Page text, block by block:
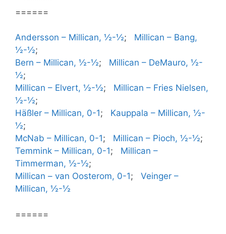
======
Andersson – Millican, ½-½; Millican – Bang,
½-½;
Bern – Millican, ½-½; Millican – DeMauro, ½-
½;
Millican – Elvert, ½-½; Millican – Fries Nielsen,
½-½;
Häßler – Millican, 0-1; Kauppala – Millican, ½-
½;
McNab – Millican, 0-1; Millican – Pioch, ½-½;
Temmink – Millican, 0-1; Millican –
Timmerman, ½-½;
Millican – van Oosterom, 0-1; Veinger –
Millican, ½-½
======